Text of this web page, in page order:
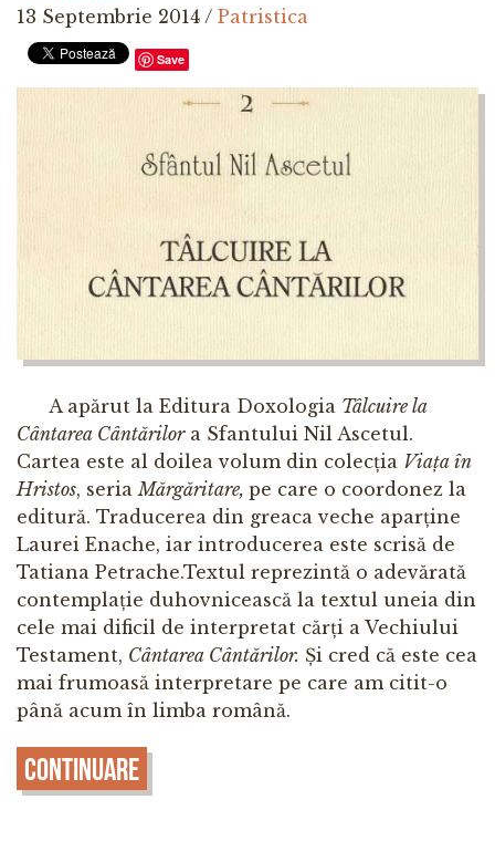
13 Septembrie 2014 / Patristica
Save
A apărut la Editura Doxologia Tâlcuire la
Cântarea Cântărilora Sfantului Nil Ascetul.
Cartea este al doilea volum din colecția Viața în
Hristos, seria Mărgăritare, pe care o coordonez la
editură. Traducerea din greaca veche aparține
Laurei Enache, iar introducerea este scrisă de
Tatiana Petrache.Textul reprezintă o adevărată
contemplație duhovnicească la textul uneia din
cele mai dificil de interpretat cărți a Vechiului
Testament, Cântarea Cântărilor. Și cred că este cea
mai frumoasă interpretare pe care am citit-o
până acum în limba română.
Continuare